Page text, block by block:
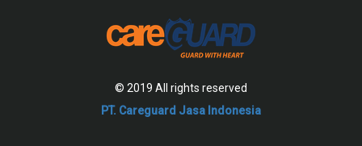
© 2019 All rights reserved
PT. Careguard Jasa Indonesia